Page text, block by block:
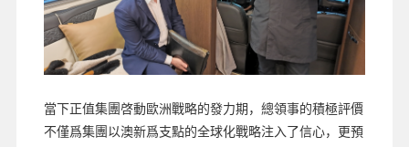
當下正值集團啓動歐洲戰略的發力期，總領事的積極評價
不僅爲集團以澳新爲支點的全球化戰略注入了信心，更預